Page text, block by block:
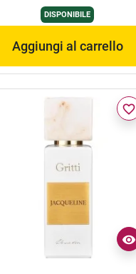
DISPONIBILE
Aggiungi al carrello
favorite_border